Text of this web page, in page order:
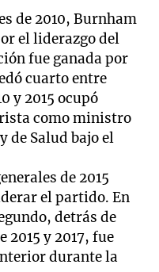
de 2010, Burnham
el liderazgo del
fue ganada por
cuarto entre
y 2015 ocupó
como ministro
de Salud bajo el
de 2015
el partido. En
detrás de
2015 y 2017, fue
durante la